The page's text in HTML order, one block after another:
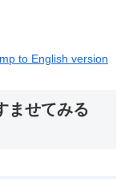
to English version
ませてみる